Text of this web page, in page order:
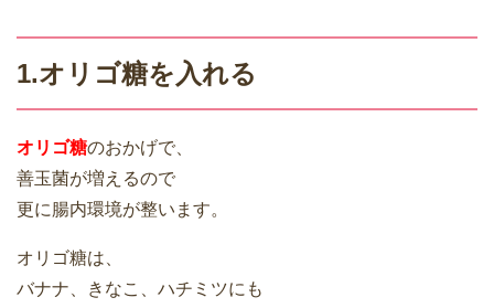
1.オリゴ糖を入れる
オリゴ糖のおかげで、
善玉菌が増えるので
更に腸内環境が整います。
オリゴ糖は、
バナナ、きなこ、ハチミツにも